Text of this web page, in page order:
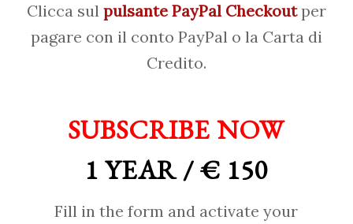
Clicca sul pulsante PayPal Checkoutper
pagare con il conto PayPal o la Carta di
Credito.
SUBSCRIBE NOW
1 YEAR / € 150
Fill in the form and activate your